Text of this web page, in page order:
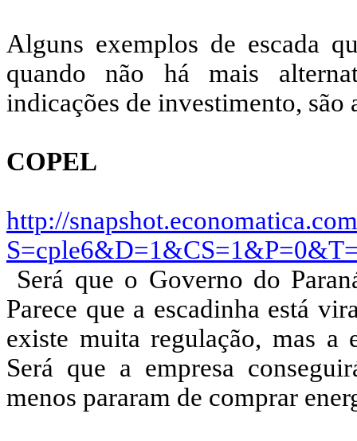
Alguns exemplos de escada
quando não há mais
indicações de investimento,
COPEL
http://
Será que o Governo do
Parece que a escadinha está
existe muita regulação, mas a
Será que a empresa
menos pararam de comprar